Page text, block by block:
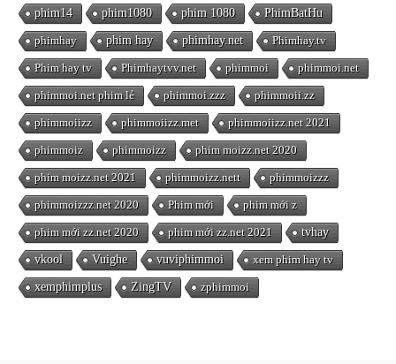
phim14 phim1080 phim 1080 PhimBatHu
phimhay phim hay phimhay.net Phimhay.tv
Phim hay tv Phimhaytvv.net phimmoi phimmoi.net
phimmoi.net phim lẻ phimmoi.zzz phimmoii.zz
phimmoiizz phimmoiizz.met phimmoiizz.net 2021
phimmoiz phimmoizz phim moizz.net 2020
phim moizz.net 2021 phimmoizz.nett phimmoizzz
phimmoizzz.net 2020 Phim mới phim mới z
phim mới zz.net 2020 phim mới zz.net 2021 tvhay
vkool Vuighe vuviphimmoi xem phim hay tv
xemphimplus ZingTV zphimmoi